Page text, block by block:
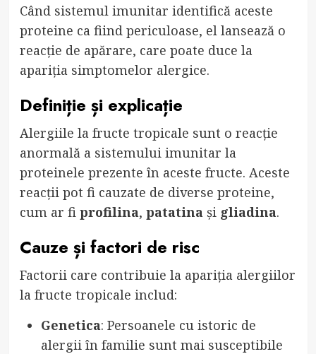
Când sistemul imunitar identifică aceste
proteine ca fiind periculoase, el lansează o
reacție de apărare, care poate duce la
apariția simptomelor alergice.
Definiție și explicație
Alergiile la fructe tropicale sunt o reacție
anormală a sistemului imunitar la
proteinele prezente în aceste fructe. Aceste
reacții pot fi cauzate de diverse proteine,
cum ar fi profilina, patatinași gliadina.
Cauze și factori de risc
Factorii care contribuie la apariția alergiilor
la fructe tropicale includ:
Genetica: Persoanele cu istoric de
alergii în familie sunt mai susceptibile